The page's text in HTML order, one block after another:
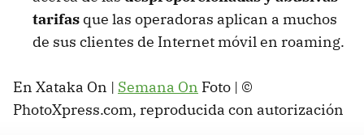
tarifas que las operadoras aplican a muchos
de sus clientes de Internet móvil en roaming.
En Xataka On | Semana On Foto | ©
PhotoXpress.com, reproducida con autorización